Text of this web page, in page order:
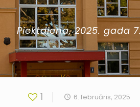
Piektdiena, 2025. gada
1 6. februāris, 2025